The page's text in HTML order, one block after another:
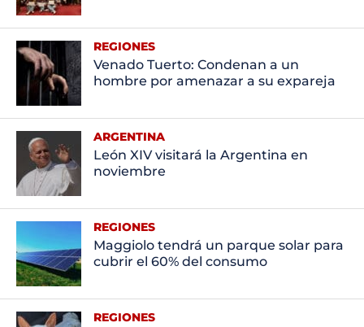
REGIONES
Venado Tuerto: Condenan a un
hombre por amenazar a su expareja
ARGENTINA
León XIV visitará la Argentina en
noviembre
REGIONES
Maggiolo tendrá un parque solar para
cubrir el 60% del consumo
REGIONES